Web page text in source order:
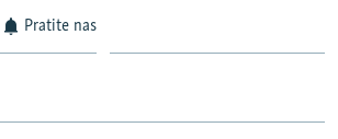
Pratite nas